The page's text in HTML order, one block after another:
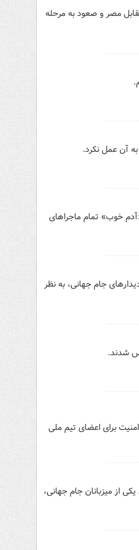
مصر و صعود به مرحله
به آن عمل نکرد.
خوب» تمام ماجراهای
جام جهانی، به نظر
شدند.
برای اعضای تیم ملی
از میزبانان جام جهانی،